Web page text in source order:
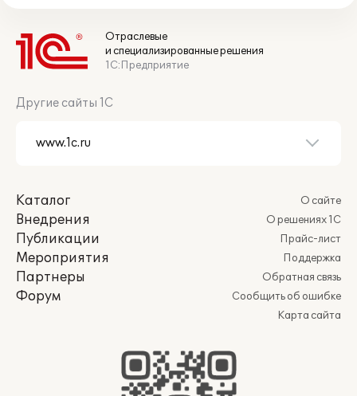
Отраслевые
и специализированные решения
1С:Предприятие
Другие сайты 1С
Каталог
Внедрения
Публикации
Мероприятия
Партнеры
Форум
О сайте
О решениях 1С
Прайс-лист
Поддержка
Обратная связь
Сообщить об ошибке
Карта сайта